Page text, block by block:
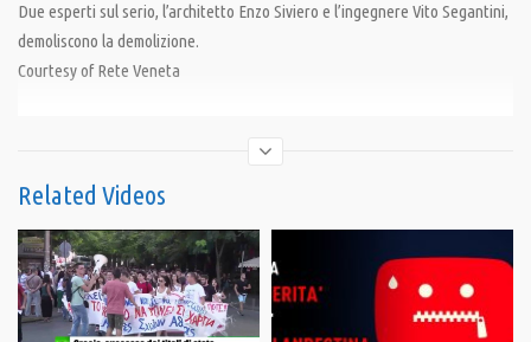
Due esperti sul serio, l’architetto Enzo Siviero e l’ingegnere Vito Segantini,
demoliscono la demolizione.
Courtesy of Rete Veneta
Category:PrimoPiano,Speciali
Tags:
#Ing.VitoSegantini,#ReteVeneta,PandoraTV,PonteMorandi
Related Videos